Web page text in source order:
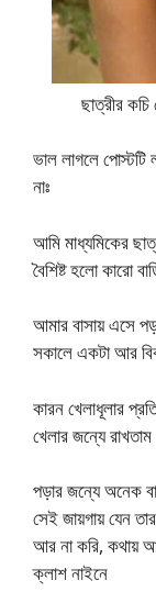
ছাত্রীর কচি
ভাল লাগলে
নাঃ
আমি মাধ্যমিকের
বৈশিষ্ট হলো কারো
আমার বাসায় এসে
সকালে একটা আর
কারন খেলাধূলার
খেলার জন্যে
পড়ার জন্যে অনেক
সেই জায়গায় যেন
আর না করি, কথায়
ক্লাশ নাইনে